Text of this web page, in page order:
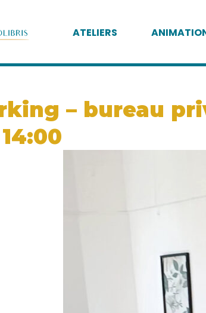
ATELIERS
– bureau